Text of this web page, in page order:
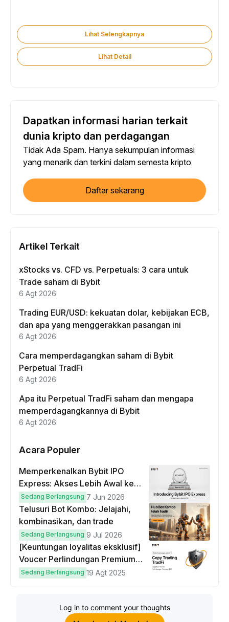
Lihat Selengkapnya
Lihat Detail
Dapatkan informasi harian terkait
dunia kripto dan perdagangan
Tidak Ada Spam. Hanya sekumpulan informasi
yang menarik dan terkini dalam semesta kripto
Daftar sekarang
Artikel Terkait
xStocks vs. CFD vs. Perpetuals: 3 cara untuk
Trade saham di Bybit
6 Agt 2026
Trading EUR/USD: kekuatan dolar, kebijakan ECB,
dan apa yang menggerakkan pasangan ini
6 Agt 2026
Cara memperdagangkan saham di Bybit
Perpetual TradFi
6 Agt 2026
Apa itu Perpetual TradFi saham dan mengapa
memperdagangkannya di Bybit
6 Agt 2026
Acara Populer
Memperkenalkan Bybit IPO
Express: Akses Lebih Awal ke
IPO Global!
Sedang Berlangsung 7 Jun 2026
Telusuri Bot Kombo: Jelajahi,
kombinasikan, dan trade
Sedang Berlangsung 9 Jul 2026
[Keuntungan loyalitas eksklusif]
Voucer Perlindungan Premium
hingga $50
Sedang Berlangsung 19 Agt 2025
Log in to comment your thoughts